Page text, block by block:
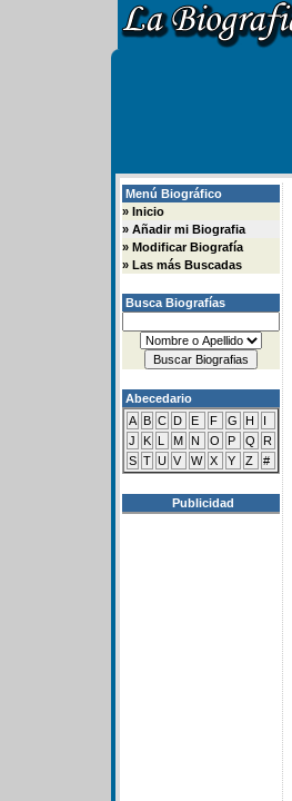
Menú Biográfico
» Inicio
» Añadir mi Biografia
» Modificar Biografía
» Las más Buscadas
Busca Biografías
Abecedario
A B C D E F G H
I
J
K L M N O P Q
R
S T U V W X Y Z #
Publicidad